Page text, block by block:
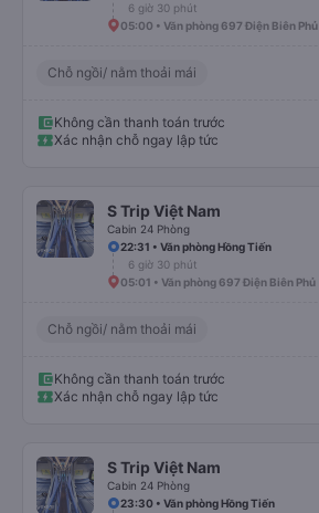
6 giờ 30 phút
05:00 • Văn phòng 697 Điện Biên Phủ
Chỗ ngồi/ nằm thoải mái
Không cần thanh toán trước
Xác nhận chỗ ngay lập tức
S Trip Việt Nam
Cabin 24 Phòng
22:31 • Văn phòng Hồng Tiến
6 giờ 30 phút
05:01 • Văn phòng 697 Điện Biên Phủ
Chỗ ngồi/ nằm thoải mái
Không cần thanh toán trước
Xác nhận chỗ ngay lập tức
S Trip Việt Nam
Cabin 24 Phòng
23:30 • Văn phòng Hồng Tiến